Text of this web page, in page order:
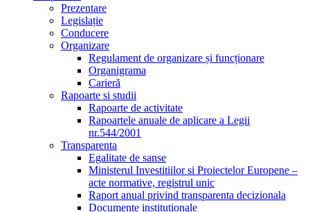
Prezentare
Legislație
Conducere
Organizare
Regulament de organizare și funcționare
Organigrama
Carieră
Rapoarte si studii
Rapoarte de activitate
Rapoartele anuale de aplicare a Legii
nr.544/2001
Transparenta
Egalitate de sanse
Ministerul Investitiilor si Proiectelor Europene –
acte normative, registrul unic
Raport anual privind transparenta decizionala
Documente instituționale